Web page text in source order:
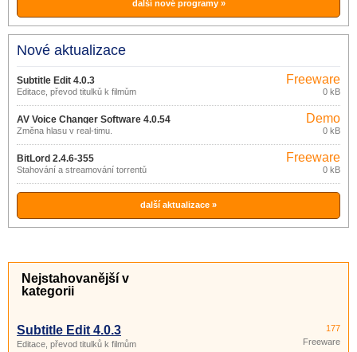
další nové programy »
Nové aktualizace
Subtitle Edit 4.0.3
Editace, převod titulků k filmům
Freeware
0 kB
AV Voice Changer Software 4.0.54
Změna hlasu v real-timu.
Demo
0 kB
BitLord 2.4.6-355
Stahování a streamování torrentů
Freeware
0 kB
další aktualizace »
Nejstahovanější v
kategorii
Subtitle Edit 4.0.3
Editace, převod titulků k filmům
177
Freeware